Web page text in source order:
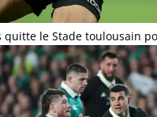
quitte le Stade toulousain